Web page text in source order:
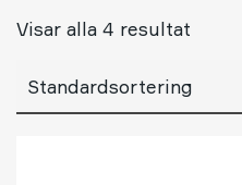
Visar alla 4 resultat